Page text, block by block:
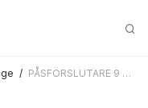
/ PÅSFÖRSLUTARE 9 MM T5